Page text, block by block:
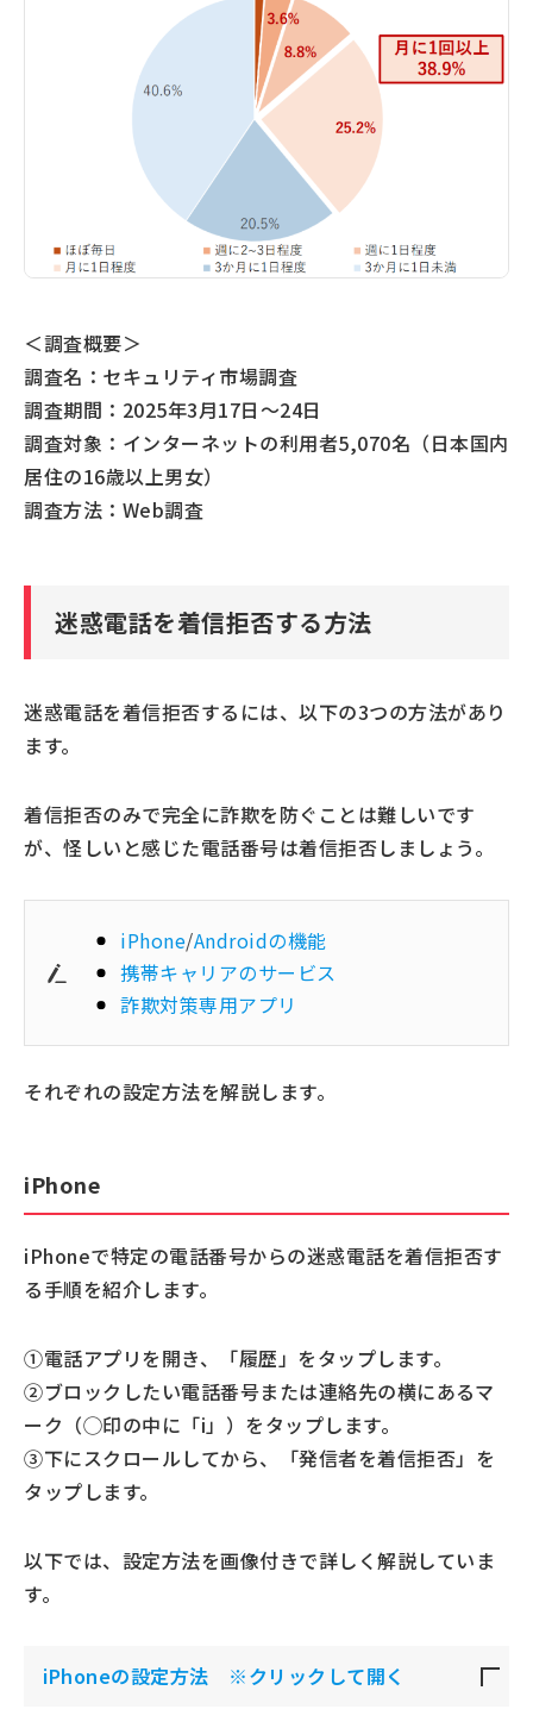
＜調査概要＞
調査名：セキュリティ市場調査
調査期間：2025年3月17日～24日
調査対象：インターネットの利用者5,070名（日本国内
居住の16歳以上男女）
調査方法：Web調査
迷惑電話を着信拒否する方法
迷惑電話を着信拒否するには、以下の3つの方法があり
ます。
着信拒否のみで完全に詐欺を防ぐことは難しいです
が、怪しいと感じた電話番号は着信拒否しましょう。
iPhone/Androidの機能
携帯キャリアのサービス
詐欺対策専用アプリ
それぞれの設定方法を解説します。
iPhone
iPhoneで特定の電話番号からの迷惑電話を着信拒否す
る手順を紹介します。
①電話アプリを開き、「履歴」をタップします。
②ブロックしたい電話番号または連絡先の横にあるマ
ーク（◯印の中に「i」）をタップします。
③下にスクロールしてから、「発信者を着信拒否」を
タップします。
以下では、設定方法を画像付きで詳しく解説していま
す。
iPhoneの設定方法 ※クリックして開く